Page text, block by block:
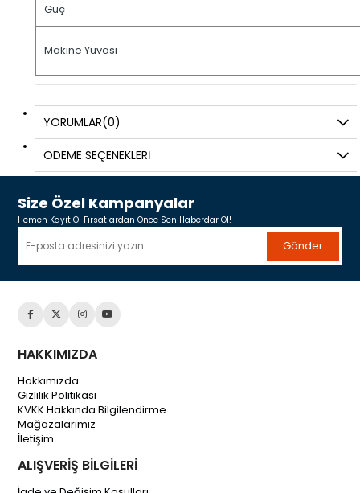
Güç
Makine Yuvası
YORUMLAR(0)
ÖDEME SEÇENEKLERI
Size Özel Kampanyalar
Hemen Kayıt Ol Fırsatlardan Önce Sen Haberdar Ol!
Gönder
HAKKIMIZDA
Hakkımızda
Gizlilik Politikası
KVKK Hakkında Bilgilendirme
Mağazalarımız
İletişim
ALIŞVERİŞ BİLGİLERİ